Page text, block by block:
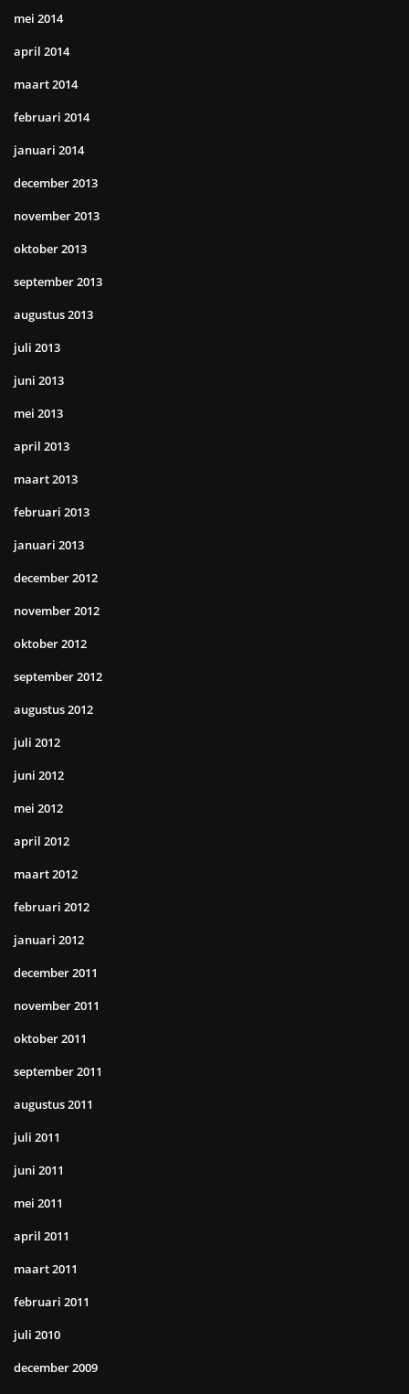
mei 2014
april 2014
maart 2014
februari 2014
januari 2014
december 2013
november 2013
oktober 2013
september 2013
augustus 2013
juli 2013
juni 2013
mei 2013
april 2013
maart 2013
februari 2013
januari 2013
december 2012
november 2012
oktober 2012
september 2012
augustus 2012
juli 2012
juni 2012
mei 2012
april 2012
maart 2012
februari 2012
januari 2012
december 2011
november 2011
oktober 2011
september 2011
augustus 2011
juli 2011
juni 2011
mei 2011
april 2011
maart 2011
februari 2011
juli 2010
december 2009